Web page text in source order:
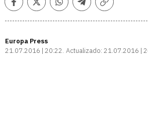
FacebookTwitterWhatsappTelegramCopiar
Europa Press
21.07.2016 | 20:22 Actualizado: 21.07.2016 |